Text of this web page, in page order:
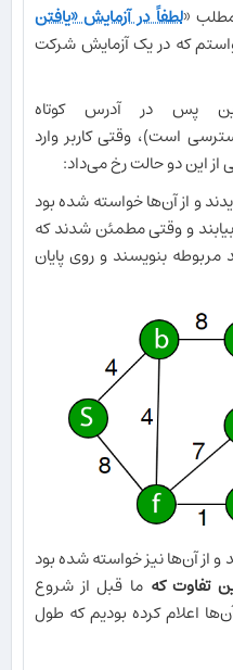
لطفاً در آزمایش «یافتن
که در یک آزمایش شرکت
پس در آدرس کوتاه
است)، وقتی کاربر وارد
این دو حالت رخ می‌داد:
و از آن‌ها خواسته شده بود
و وقتی مطمئن شدند که
مربوطه بنویسند و روی پایان
و از آن‌ها نیز خواسته شده بود
تفاوت که ما قبل از شروع
اعلام کرده بودیم که طول